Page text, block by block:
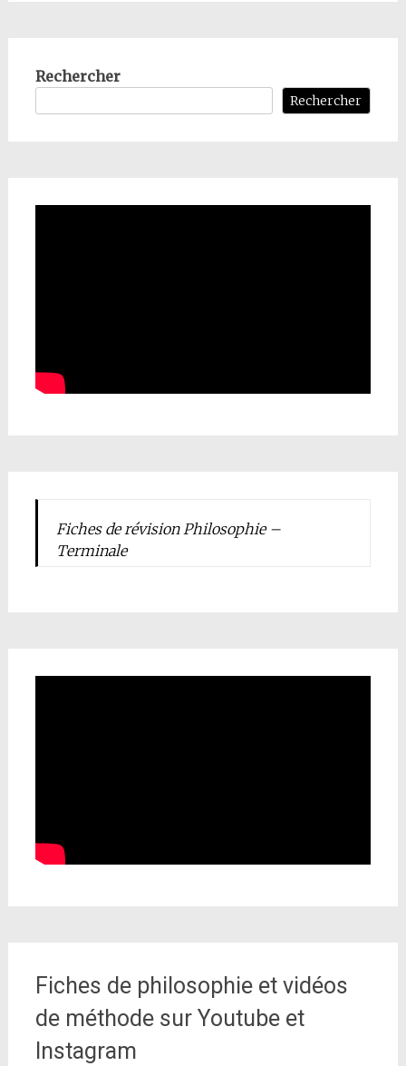
Rechercher
Rechercher
Fiches de révision Philosophie –
Terminale
Fiches de philosophie et vidéos
de méthode sur Youtube et
Instagram